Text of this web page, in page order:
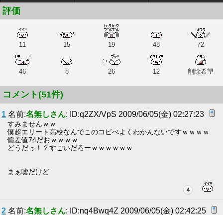
評価
11 15 19 48 72
46 8 26 12 削除希望
コメント(51件)
1 名前:名無しさん: ID:q2ZX/VpS 2009/06/05(金) 02:27:23
すみませんｗｗ
僕超エリート高校なんでこのコピぺよくわかんないですｗｗｗｗ
偏差値74だおｗｗｗｗ
どうだっ！？すごいだろーｗｗｗｗｗｗ
まぁ嘘だけど
4
2 名前:名無しさん: ID:nq4Bwq4Z 2009/06/05(金) 02:42:25